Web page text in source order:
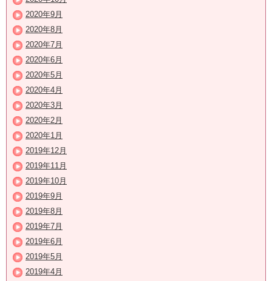
2020年9月
2020年8月
2020年7月
2020年6月
2020年5月
2020年4月
2020年3月
2020年2月
2020年1月
2019年12月
2019年11月
2019年10月
2019年9月
2019年8月
2019年7月
2019年6月
2019年5月
2019年4月